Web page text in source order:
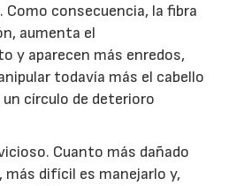
Como consecuencia, la fibra
aumenta el
y aparecen más enredos,
todavía más el cabello
círculo de deterioro
Cuanto más dañado
más difícil es manejarlo y,